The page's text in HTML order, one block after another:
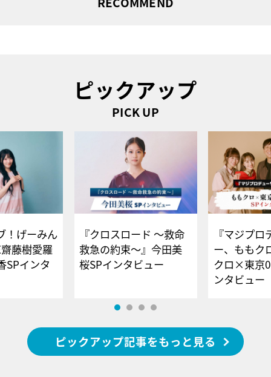
ピックアップ
PICK UP
！げーみん
藤樹愛羅
SPインタ
『クロスロード ～救命
救急の約束～』今田美
桜SPインタビュー
『マジプロ
ー、ももク
クロ×東京
ンタビュー
ピックアップ記事をもっと見る